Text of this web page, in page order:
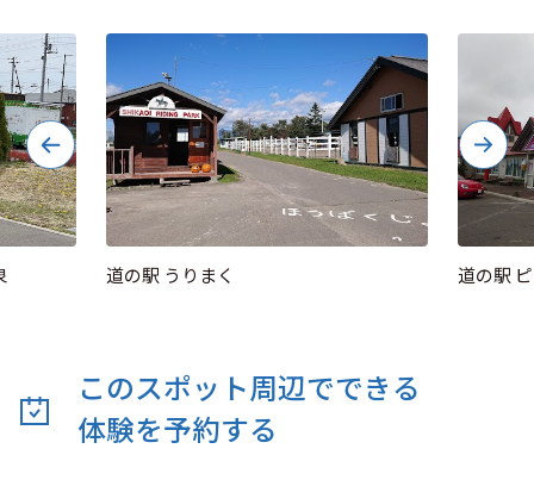
道の駅 うりまく 道の駅
このスポット周辺でできる
体験を予約する